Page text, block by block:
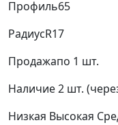
Профиль65
РадиусR17
Продажапо 1 шт.
Наличие2 шт.
Низкая Высокая